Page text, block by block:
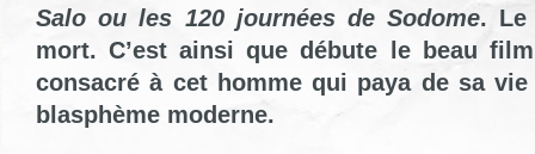
Salo ou les 120 journées de Sodome. Le
mort. C’est ainsi que débute le beau
consacré à cet homme qui paya de sa
blasphème moderne.